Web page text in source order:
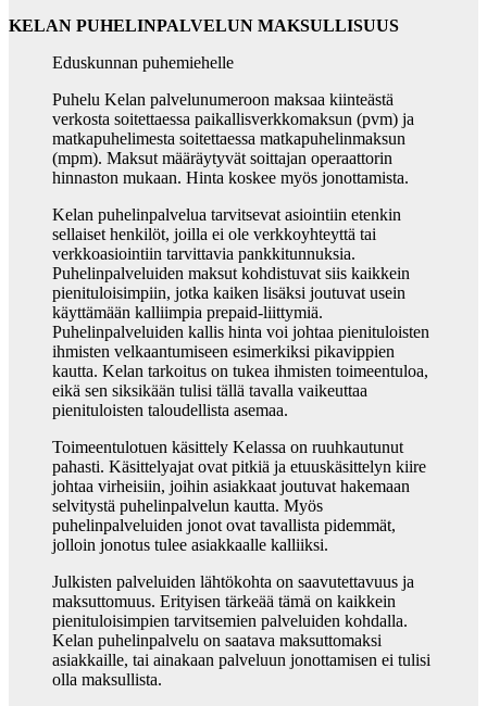
KELAN PUHELINPALVELUN MAKSULLISUUS
Eduskunnan puhemiehelle
Puhelu Kelan palvelunumeroon maksaa kiinteästä
verkosta soitettaessa paikallisverkkomaksun (pvm) ja
matkapuhelimesta soitettaessa matkapuhelinmaksun
(mpm). Maksut määräytyvät soittajan operaattorin
hinnaston mukaan. Hinta koskee myös jonottamista.
Kelan puhelinpalvelua tarvitsevat asiointiin etenkin
sellaiset henkilöt, joilla ei ole verkkoyhteyttä tai
verkkoasiointiin tarvittavia pankkitunnuksia.
Puhelinpalveluiden maksut kohdistuvat siis kaikkein
pienituloisimpiin, jotka kaiken lisäksi joutuvat usein
käyttämään kalliimpia prepaid-liittymiä.
Puhelinpalveluiden kallis hinta voi johtaa pienituloisten
ihmisten velkaantumiseen esimerkiksi pikavippien
kautta. Kelan tarkoitus on tukea ihmisten toimeentuloa,
eikä sen siksikään tulisi tällä tavalla vaikeuttaa
pienituloisten taloudellista asemaa.
Toimeentulotuen käsittely Kelassa on ruuhkautunut
pahasti. Käsittelyajat ovat pitkiä ja etuuskäsittelyn kiire
johtaa virheisiin, joihin asiakkaat joutuvat hakemaan
selvitystä puhelinpalvelun kautta. Myös
puhelinpalveluiden jonot ovat tavallista pidemmät,
jolloin jonotus tulee asiakkaalle kalliiksi.
Julkisten palveluiden lähtökohta on saavutettavuus ja
maksuttomuus. Erityisen tärkeää tämä on kaikkein
pienituloisimpien tarvitsemien palveluiden kohdalla.
Kelan puhelinpalvelu on saatava maksuttomaksi
asiakkaille, tai ainakaan palveluun jonottamisen ei tulisi
olla maksullista.